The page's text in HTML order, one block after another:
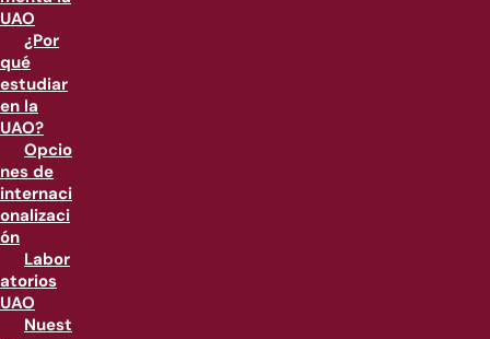
UAO
¿Por
qué
estudiar
en la
UAO?
Opcio
nes de
internaci
onalizaci
ón
Labor
atorios
UAO
Nuest